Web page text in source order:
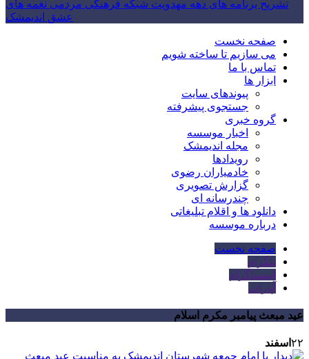
تشریح برنامه های دهه مهدویت شبکه فرهنگی مردمی نغمه های
عشق اندیمشک
صفحه نخست
می سازیم تا ساخته شویم
تماس با ما
ابزار ها
پیوندهای سایت
جستجوی پیشرفته
گروه خبری
اخبار موسسه
مجله اندیمشک
رویدادها
خادمیاران رضوی
گزارش تصویری
چندرسانه ای
دانلود ها و اقلام تبلیغاتی
درباره موسسه
صفحه نخست
تلگرام
اینستاگرام
آپارات
عید مبعث پیامبر مکرم اسلام
۲۲ اسفند